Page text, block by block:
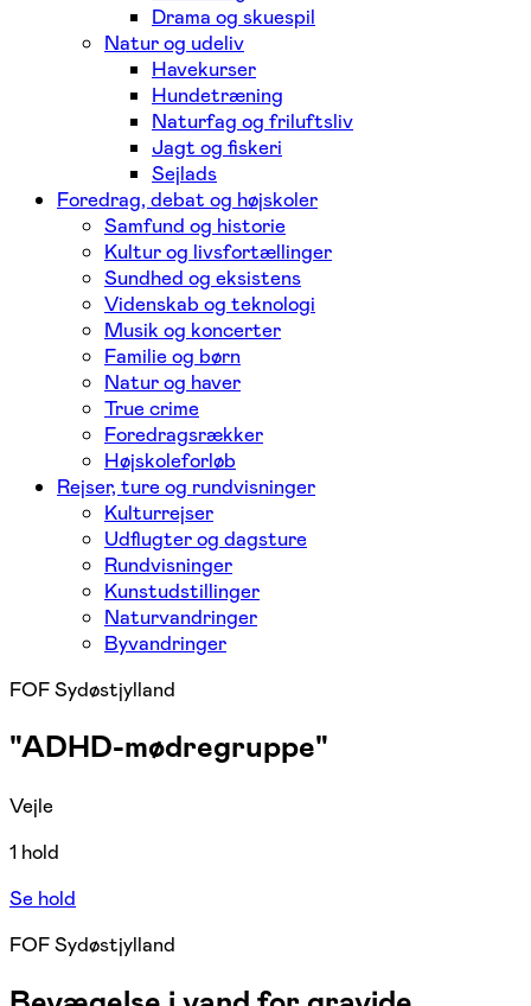
Drama og skuespil
Natur og udeliv
Havekurser
Hundetræning
Naturfag og friluftsliv
Jagt og fiskeri
Sejlads
Foredrag, debat og højskoler
Samfund og historie
Kultur og livsfortællinger
Sundhed og eksistens
Videnskab og teknologi
Musik og koncerter
Familie og børn
Natur og haver
True crime
Foredragsrækker
Højskoleforløb
Rejser, ture og rundvisninger
Kulturrejser
Udflugter og dagsture
Rundvisninger
Kunstudstillinger
Naturvandringer
Byvandringer
FOF Sydøstjylland
"ADHD-mødregruppe"
Vejle
1 hold
Se hold
FOF Sydøstjylland